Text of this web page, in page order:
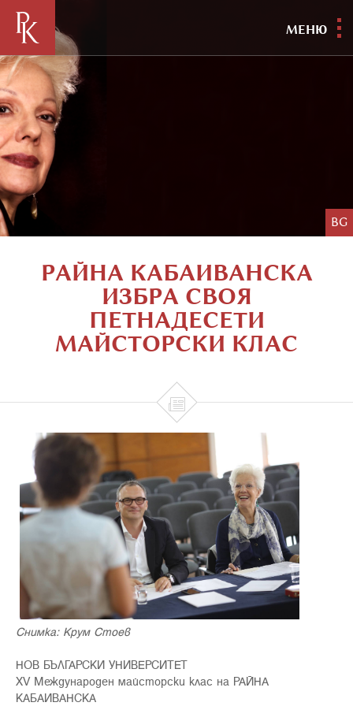
МЕНЮ
BG
РАЙНА КАБАИВАНСКА
ИЗБРА СВОЯ
ПЕТНАДЕСЕТИ
МАЙСТОРСКИ КЛАС

Снимка: Крум Стоев
НОВ БЪЛГАРСКИ УНИВЕРСИТЕТ
XV Международен майсторски клас на РАЙНА
КАБАИВАНСКА